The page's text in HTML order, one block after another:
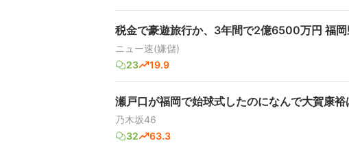
税金で豪遊旅行か、3年間で2億6500万円 福
ニュー速(嫌儲)
23
19.9
瀬戸口が福岡で始球式したのになんで大賀康
乃木坂46
32
63.3